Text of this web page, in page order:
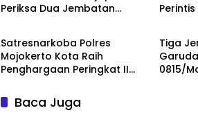
Periksa Dua Jembatan
TNI & POLRI
Satresnarkoba Polres
Mojokerto Kota Raih
Penghargaan Peringkat II
Barang Bukti Narkoba
Terbanyak
TNI &
Tiga
0815/
Baca Juga